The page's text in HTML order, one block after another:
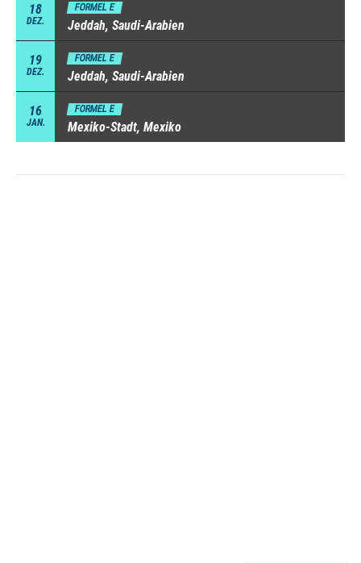
18
DEZ.
FORMEL E
Jeddah, Saudi-Arabien
19
DEZ.
FORMEL E
Jeddah, Saudi-Arabien
16
JAN.
FORMEL E
Mexiko-Stadt, Mexiko